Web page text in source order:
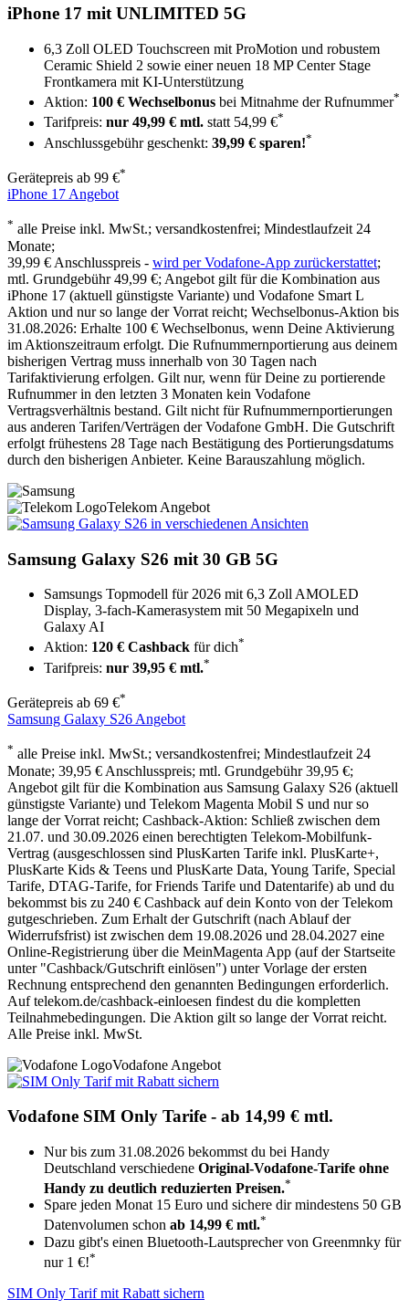
iPhone 17 mit UNLIMITED 5G
6,3 Zoll OLED Touchscreen mit ProMotion und robustem
Ceramic Shield 2 sowie einer neuen 18 MP Center Stage
Frontkamera mit KI-Unterstützung
Aktion: 100 € Wechselbonus bei Mitnahme der Rufnummer*
Tarifpreis: nur 49,99 € mtl. statt 54,99 €*
Anschlussgebühr geschenkt: 39,99 € sparen!*
Gerätepreis ab 99 €*
iPhone 17 Angebot
* alle Preise inkl. MwSt.; versandkostenfrei; Mindestlaufzeit 24
Monate;
39,99 € Anschlusspreis - wird per Vodafone-App zurückerstattet;
mtl. Grundgebühr 49,99 €; Angebot gilt für die Kombination aus
iPhone 17 (aktuell günstigste Variante) und Vodafone Smart L
Aktion und nur so lange der Vorrat reicht; Wechselbonus-Aktion bis
31.08.2026: Erhalte 100 € Wechselbonus, wenn Deine Aktivierung
im Aktionszeitraum erfolgt. Die Rufnummernportierung aus deinem
bisherigen Vertrag muss innerhalb von 30 Tagen nach
Tarifaktivierung erfolgen. Gilt nur, wenn für Deine zu portierende
Rufnummer in den letzten 3 Monaten kein Vodafone
Vertragsverhältnis bestand. Gilt nicht für Rufnummernportierungen
aus anderen Tarifen/Verträgen der Vodafone GmbH. Die Gutschrift
erfolgt frühestens 28 Tage nach Bestätigung des Portierungsdatums
durch den bisherigen Anbieter. Keine Barauszahlung möglich.
Telekom Angebot
Samsung Galaxy S26 mit 30 GB 5G
Samsungs Topmodell für 2026 mit 6,3 Zoll AMOLED
Display, 3-fach-Kamerasystem mit 50 Megapixeln und
Galaxy AI
Aktion: 120 € Cashback für dich*
Tarifpreis: nur 39,95 € mtl.*
Gerätepreis ab 69 €*
Samsung Galaxy S26 Angebot
* alle Preise inkl. MwSt.; versandkostenfrei; Mindestlaufzeit 24
Monate; 39,95 € Anschlusspreis; mtl. Grundgebühr 39,95 €;
Angebot gilt für die Kombination aus Samsung Galaxy S26 (aktuell
günstigste Variante) und Telekom Magenta Mobil S und nur so
lange der Vorrat reicht; Cashback-Aktion: Schließ zwischen dem
21.07. und 30.09.2026 einen berechtigten Telekom-Mobilfunk-
Vertrag (ausgeschlossen sind PlusKarten Tarife inkl. PlusKarte+,
PlusKarte Kids & Teens und PlusKarte Data, Young Tarife, Special
Tarife, DTAG-Tarife, for Friends Tarife und Datentarife) ab und du
bekommst bis zu 240 € Cashback auf dein Konto von der Telekom
gutgeschrieben. Zum Erhalt der Gutschrift (nach Ablauf der
Widerrufsfrist) ist zwischen dem 19.08.2026 und 28.04.2027 eine
Online-Registrierung über die MeinMagenta App (auf der Startseite
unter "Cashback/Gutschrift einlösen") unter Vorlage der ersten
Rechnung entsprechend den genannten Bedingungen erforderlich.
Auf telekom.de/cashback-einloesen findest du die kompletten
Teilnahmebedingungen. Die Aktion gilt so lange der Vorrat reicht.
Alle Preise inkl. MwSt.
Vodafone Angebot
Vodafone SIM Only Tarife - ab 14,99 € mtl.
Nur bis zum 31.08.2026 bekommst du bei Handy
Deutschland verschiedene Original-Vodafone-Tarife ohne
Handy zu deutlich reduzierten Preisen.*
Spare jeden Monat 15 Euro und sichere dir mindestens 50 GB
Datenvolumen schon ab 14,99 € mtl.*
Dazu gibt's einen Bluetooth-Lautsprecher von Greenmnky für
nur 1 €!*
SIM Only Tarif mit Rabatt sichern